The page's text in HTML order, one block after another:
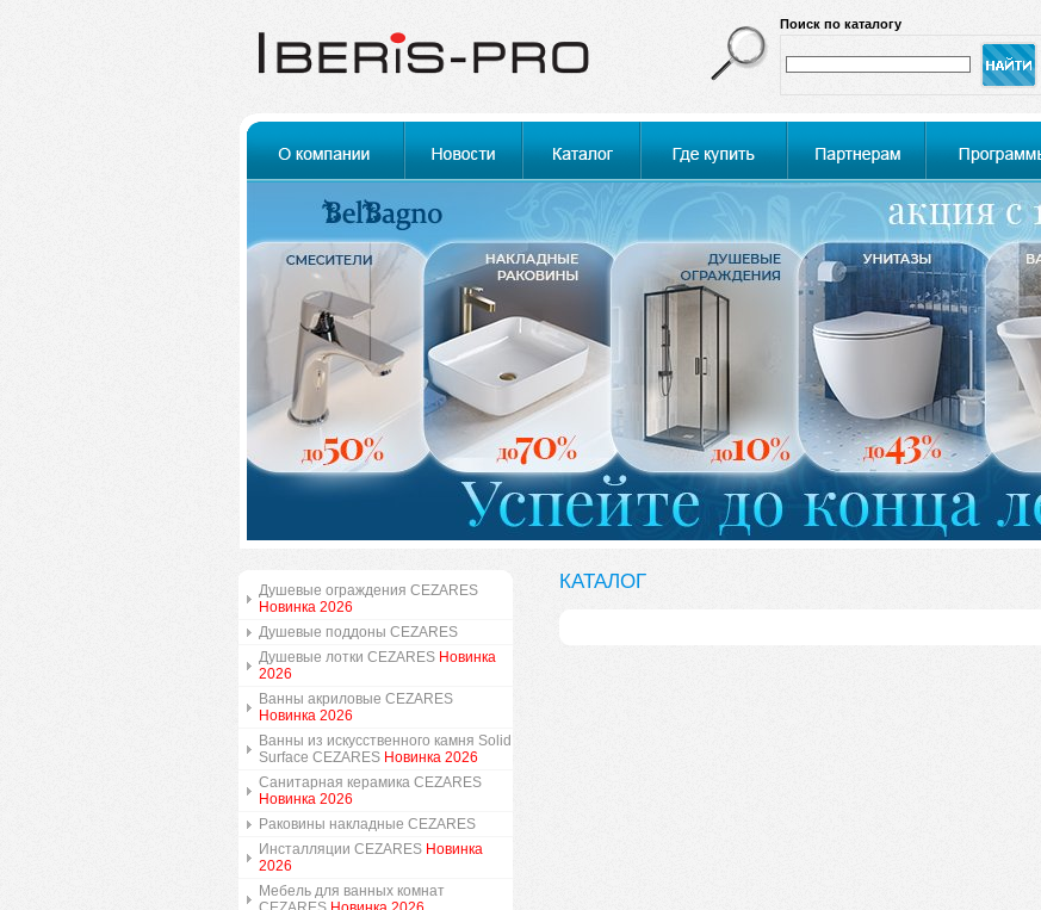
Поиск по каталогу
Душевые ограждения CEZARES
Новинка 2026
Душевые поддоны CEZARES
Душевые лотки CEZARES Новинка
2026
Ванны акриловые CEZARES
Новинка 2026
Ванны из искусственного камня Solid
Surface CEZARES Новинка 2026
Санитарная керамика CEZARES
Новинка 2026
Раковины накладные CEZARES
Инсталляции CEZARES Новинка
2026
Мебель для ванных комнат
КАТАЛОГ